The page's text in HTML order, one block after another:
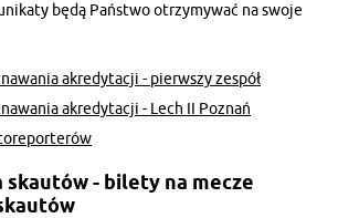
będą Państwo otrzymywać na swoje
akredytacji - pierwszy zespół
akredytacji - Lech II Poznań
- bilety na mecze